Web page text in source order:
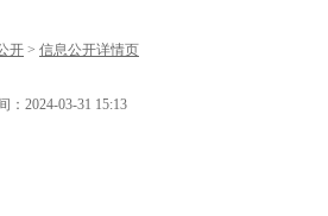
开 > 信息公开详情页
：2024-03-31 15:13